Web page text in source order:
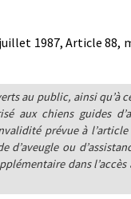
1987, Article 88,
au public, ainsi
aux chiens guides
prévue à
d’aveugle ou
dans